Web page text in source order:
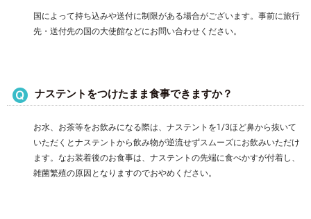
国によって持ち込みや送付に制限がある場合がございます。事前に旅行
先・送付先の国の大使館などにお問い合わせください。
ナステントをつけたまま食事できますか？
お水、お茶等をお飲みになる際は、ナステントを1/3ほど鼻から抜いて
いただくとナステントから飲み物が逆流せずスムーズにお飲みいただけ
ます。なお装着後のお食事は、ナステントの先端に食べかすが付着し、
雑菌繁殖の原因となりますのでおやめください。